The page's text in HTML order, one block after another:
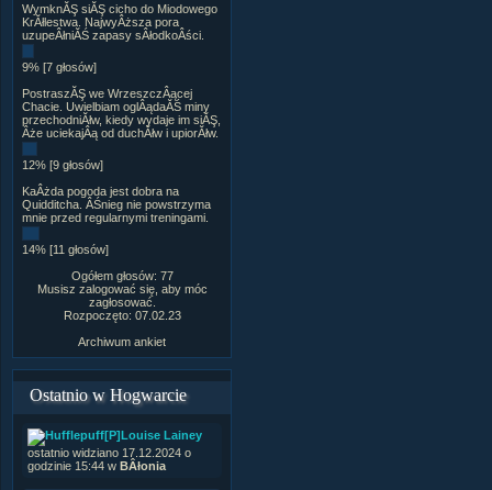
WymknĂŞ siĂŞ cicho do Miodowego
KrĂłlestwa. NajwyÂższa pora
uzupeÂłniĂŚ zapasy sÂłodkoÂści.
9% [7 głosów]
PostraszĂŞ we WrzeszczÂącej
Chacie. Uwielbiam oglÂądaĂŚ miny
przechodniĂłw, kiedy wydaje im siĂŞ,
Âże uciekajÂą od duchĂłw i upiorĂłw.
12% [9 głosów]
KaÂżda pogoda jest dobra na
Quidditcha. ÂŚnieg nie powstrzyma
mnie przed regularnymi treningami.
14% [11 głosów]
Ogółem głosów: 77
Musisz zalogować się, aby móc
zagłosować.
Rozpoczęto: 07.02.23
Archiwum ankiet
Ostatnio w Hogwarcie
[P]Louise Lainey
ostatnio widziano 17.12.2024 o
godzinie 15:44 w BÂłonia